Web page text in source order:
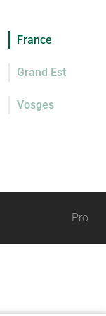
France
Grand Est
Vosges
Pro